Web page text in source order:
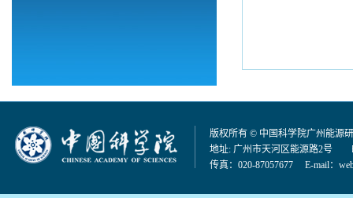
版权所有 © 中国科学院广州能源
地址: 广州市天河区能源路2号
传真：020-87057677 E-mail：